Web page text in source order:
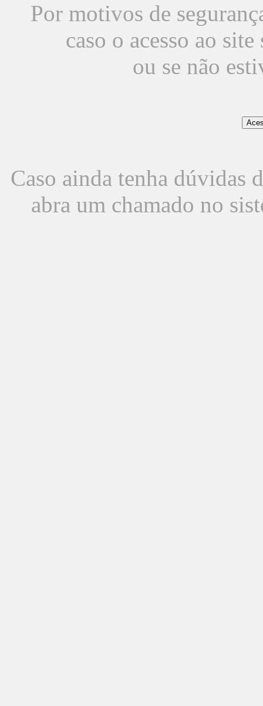
Por motivos de
caso o acesso ao
ou se não
Caso ainda tenha dúvidas
abra um chamado no